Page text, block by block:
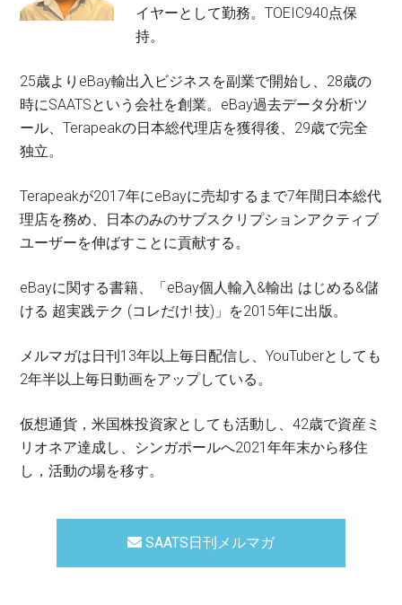
イヤーとして勤務。TOEIC940点保
持。
25歳よりeBay輸出入ビジネスを副業で開始し、28歳の
時にSAATSという会社を創業。eBay過去データ分析ツ
ール、Terapeakの日本総代理店を獲得後、29歳で完全
独立。
Terapeakが2017年にeBayに売却するまで7年間日本総代
理店を務め、日本のみのサブスクリプションアクティブ
ユーザーを伸ばすことに貢献する。
eBayに関する書籍、「eBay個人輸入&輸出 はじめる&儲
ける 超実践テク (コレだけ! 技)」を2015年に出版。
メルマガは日刊13年以上毎日配信し、YouTuberとしても
2年半以上毎日動画をアップしている。
仮想通貨，米国株投資家としても活動し、42歳で資産ミ
リオネア達成し、シンガポールへ2021年年末から移住
し，活動の場を移す。
SAATS日刊メルマガ